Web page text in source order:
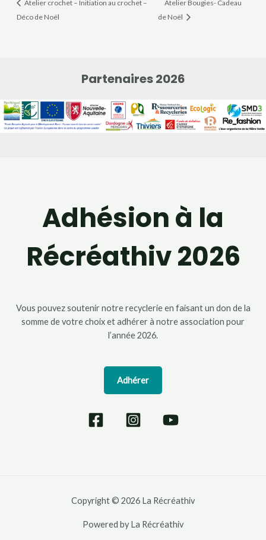
Atelier crochet – Initiation au crochet –
Déco de Noël
Atelier Bougies- Cadeau
de Noël
Partenaires 2026
Adhésion à la
Récréathiv 2026
Vous pouvez soutenir notre recyclerie en faisant un don de la
somme de votre choix et adhérer à notre association pour
l’année 2026.
Adhérer
Copyright © 2026 La Récréathiv
Powered by La Récréathiv